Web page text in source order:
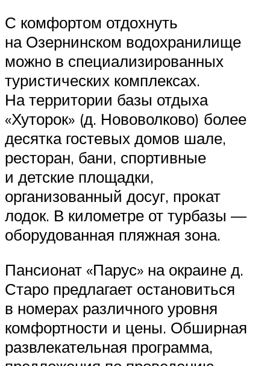
С комфортом отдохнуть
на Озернинском водохранилище
можно в специализированных
туристических комплексах.
На территории базы отдыха
«Хуторок» (д. Нововолково) более
десятка гостевых домов шале,
ресторан, бани, спортивные
и детские площадки,
организованный досуг, прокат
лодок. В километре от турбазы —
оборудованная пляжная зона.
Пансионат «Парус» на окраине д.
Старо предлагает остановиться
в номерах различного уровня
комфортности и цены. Обширная
развлекательная программа,